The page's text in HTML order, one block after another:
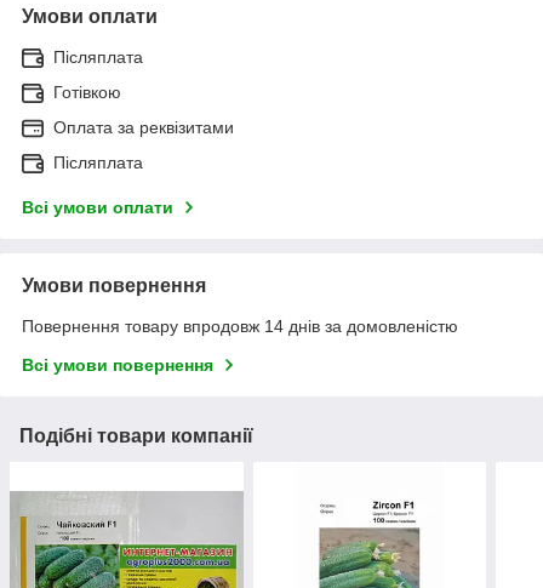
Умови оплати
Післяплата
Готівкою
Оплата за реквізитами
Післяплата
Всі умови оплати
Умови повернення
Повернення товару впродовж 14 днів за домовленістю
Всі умови повернення
Подібні товари компанії